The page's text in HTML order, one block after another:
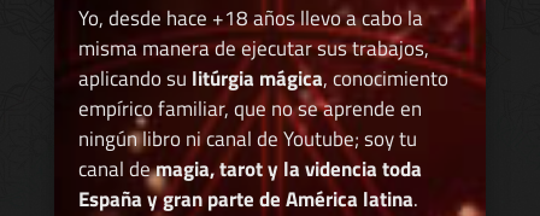
Yo, desde hace +18 años llevo a cabo la
misma manera de ejecutar sus trabajos,
aplicando su litúrgia mágica, conocimiento
empírico familiar, que no se aprende en
ningún libro ni canal de Youtube; soy tu
canal demagia, tarot y la videncia toda
España y gran parte de América latina.